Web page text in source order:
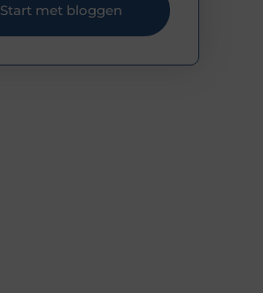
Start met bloggen